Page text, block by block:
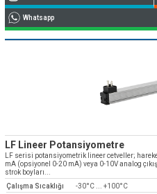
Whatsapp
LF Lineer Potansiyometre
LF serisi potansiyometrik lineer cetveller;
mA (opsiyonel 0-20 mA) veya 0-10V analog
strok boyları...
Çalışma Sıcaklığı
-30°C ... +100°C